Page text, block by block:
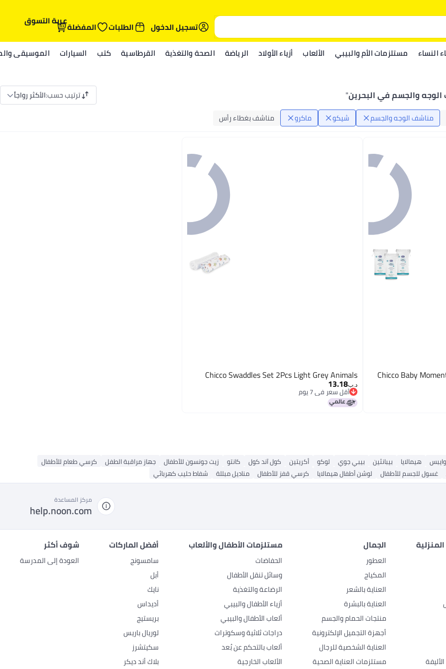
تسجيل الدخول
الطلبات المفضلةعربة التسوق
النساء مستلزمات الأم والبيبي الألعاب أزياء الأولاد الرياضة الصحة والتغذية القرطاسية كتب السيارات الموسيقى
والجسم في البحرين" ترتيب حسب:الأكثر رواجاً
مناشف الوجه والجسم شيكو ماكرو مناشف بغطاء رأس
Chicco Baby
Chicco Swaddles Set 2Pcs Light Grey Animals
د.ب‏13.18
أقل سعر في 7 يوم
أقل سعر في 7 يوم
هيمالايا بيبانثين بيبي جوي لوكو أكريتين كول آند كول كانتو زيت جونسون للأطفال جهاز مراقبة الطفل
كرسي طعام للأطفال
غسول للجسم للأطفال لوشن أطفال هيمالايا كرسي قفز للأطفال مناديل مبللة شفاط حليب كهربائي
مركز المساعدة
help.noon.com
الجمال
العطور
المكياج
العناية بالشعر
العناية بالبشرة
منتجات الحمام والجسم
أجهزة التجميل الإلكترونية
العناية الشخصية للرجال
مستلزمات العناية الصحية
مستلزمات الأطفال والألعاب
الحفاضات
وسائل تنقل الأطفال
الرضاعة والتغذية
أزياء الأطفال والبيبي
ألعاب الأطفال والبيبي
دراجات ثلاثية وسكوترات
ألعاب بالتحكم عن بُعد
الألعاب الخارجية
أفضل الماركات
سامسونج
أبل
نايك
أديداس
بريستيج
لوريال باريس
سكيتشرز
بلاك أند ديكر
شوف أكثر
العودة إلى المدرسة